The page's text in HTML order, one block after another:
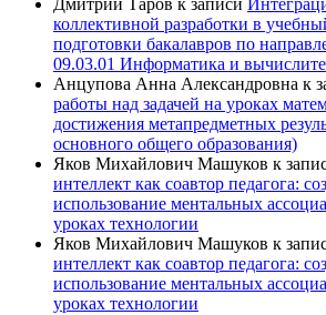
Дмитрий Таров к записи
коллективной разработки в
подготовки бакалавров по
09.03.01 Информатика и
Анцупова Анна Александровна к
работы над задачей на уроках
достижения метапредметных
основного общего образования)
Яков Михайлович Машуков к
интеллект как соавтор педагога:
использование ментальных
уроках технологии
Яков Михайлович Машуков к
интеллект как соавтор педагога:
использование ментальных
уроках технологии